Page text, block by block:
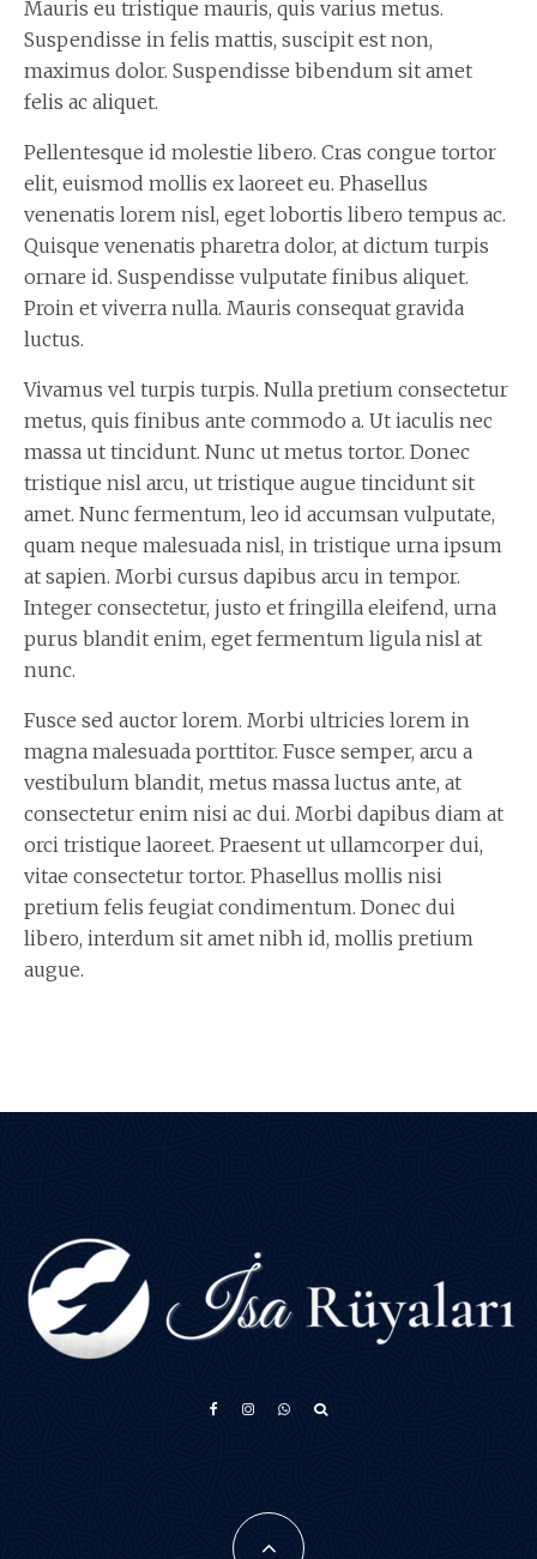
Mauris eu tristique mauris, quis varius metus.
Suspendisse in felis mattis, suscipit est non,
maximus dolor. Suspendisse bibendum sit amet
felis ac aliquet.
Pellentesque id molestie libero. Cras congue tortor
elit, euismod mollis ex laoreet eu. Phasellus
venenatis lorem nisl, eget lobortis libero tempus ac.
Quisque venenatis pharetra dolor, at dictum turpis
ornare id. Suspendisse vulputate finibus aliquet.
Proin et viverra nulla. Mauris consequat gravida
luctus.
Vivamus vel turpis turpis. Nulla pretium consectetur
metus, quis finibus ante commodo a. Ut iaculis nec
massa ut tincidunt. Nunc ut metus tortor. Donec
tristique nisl arcu, ut tristique augue tincidunt sit
amet. Nunc fermentum, leo id accumsan vulputate,
quam neque malesuada nisl, in tristique urna ipsum
at sapien. Morbi cursus dapibus arcu in tempor.
Integer consectetur, justo et fringilla eleifend, urna
purus blandit enim, eget fermentum ligula nisl at
nunc.
Fusce sed auctor lorem. Morbi ultricies lorem in
magna malesuada porttitor. Fusce semper, arcu a
vestibulum blandit, metus massa luctus ante, at
consectetur enim nisi ac dui. Morbi dapibus diam at
orci tristique laoreet. Praesent ut ullamcorper dui,
vitae consectetur tortor. Phasellus mollis nisi
pretium felis feugiat condimentum. Donec dui
libero, interdum sit amet nibh id, mollis pretium
augue.
فارسی
አማርኛ